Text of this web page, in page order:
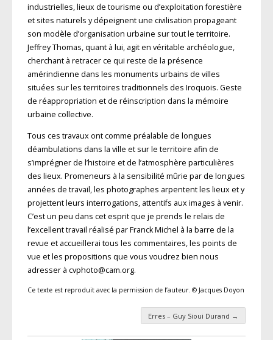
industrielles, lieux de tourisme ou d’exploitation forestière
et sites naturels y dépeignent une civilisation propageant
son modèle d’organisation urbaine sur tout le territoire.
Jeffrey Thomas, quant à lui, agit en véritable archéologue,
cherchant à retracer ce qui reste de la présence
amérindienne dans les monuments urbains de villes
situées sur les territoires traditionnels des Iroquois. Geste
de réappropriation et de réinscription dans la mémoire
urbaine collective.
Tous ces travaux ont comme préalable de longues
déambulations dans la ville et sur le territoire afin de
s’imprégner de l’histoire et de l’atmosphère particulières
des lieux. Promeneurs à la sensibilité mûrie par de longues
années de travail, les photographes arpentent les lieux et y
projettent leurs interrogations, attentifs aux images à venir.
C’est un peu dans cet esprit que je prends le relais de
l’excellent travail réalisé par Franck Michel à la barre de la
revue et accueillerai tous les commentaires, les points de
vue et les propositions que vous voudrez bien nous
adresser à cvphoto@cam.org.
Ce texte est reproduit avec la permission de l’auteur. © Jacques Doyon
Navigation des articles
Erres – Guy Sioui Durand →